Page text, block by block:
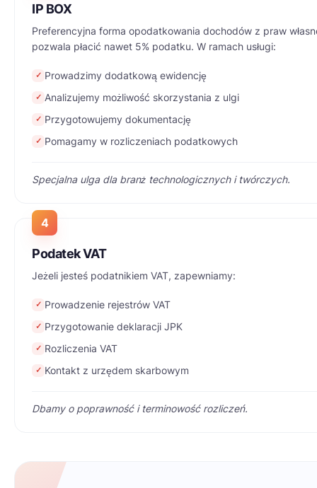
IP BOX
Preferencyjna forma opodatkowania dochodów z praw
pozwala płacić nawet 5% podatku. W ramach usługi:
✓ Prowadzimy dodatkową ewidencję
✓ Analizujemy możliwość skorzystania z ulgi
✓ Przygotowujemy dokumentację
✓ Pomagamy w rozliczeniach podatkowych
Specjalna ulga dla branż technologicznych i twórczych.
4
Podatek VAT
Jeżeli jesteś podatnikiem VAT, zapewniamy:
✓ Prowadzenie rejestrów VAT
✓ Przygotowanie deklaracji JPK
✓ Rozliczenia VAT
✓ Kontakt z urzędem skarbowym
Dbamy o poprawność i terminowość rozliczeń.